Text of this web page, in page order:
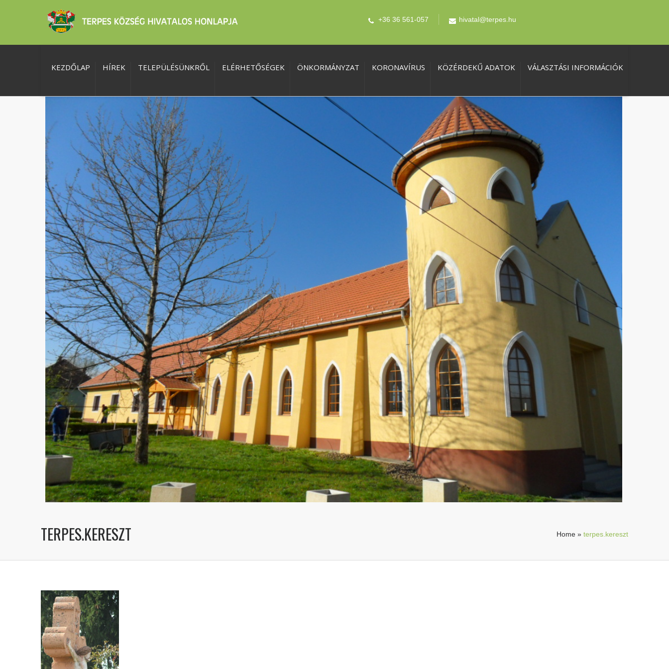
+36 36 561-057 hivatal@terpes.hu
KEZDŐLAP HÍREK TELEPÜLÉSÜNKRŐL ELÉRHETŐSÉGEK ÖNKORMÁNYZAT KORONAVÍRUS KÖZÉRDEKŰ ADATOK VÁLASZTÁSI INFORMÁCIÓK
TERPES.KERESZT Home » terpes.kereszt